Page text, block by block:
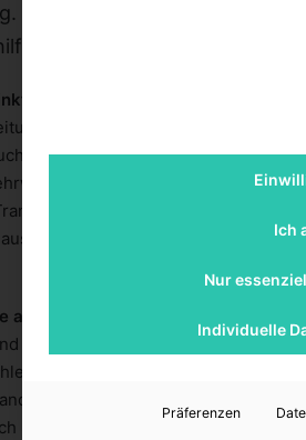
Auch hier gilt: Je regionaler
die Welt sauberer zu halten!
statt aus Einmal-Plastikflaschen.
viel Geld. Am besten benutzen
Siegel oder der Beschriftung
haben
Glas. Eine eigene Flasche ist
z.B. bei Sonnencreme
Kosmetika enthalten feste, flüssige
, Binde- oder Füllmittel.
aus. Außerdem kann feste
Shampoo und Haarkuren gibt es in
Ich
Nur
Individuelle
Präferenzen